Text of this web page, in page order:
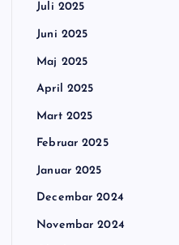
Juli 2025
Juni 2025
Maj 2025
April 2025
Mart 2025
Februar 2025
Januar 2025
Decembar 2024
Novembar 2024